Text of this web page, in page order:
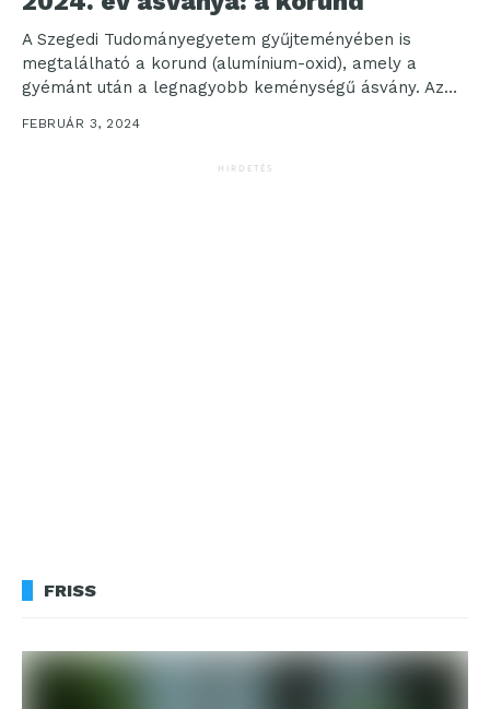
A Szegedi Tudományegyetem gyűjteményében is
megtalálható a korund (alumínium-oxid), amely a
gyémánt után a legnagyobb keménységű ásvány. Az
„Év fajai” programsorozathoz csatlakozva, a...
FEBRUÁR 3, 2024
HIRDETÉS
FRISS